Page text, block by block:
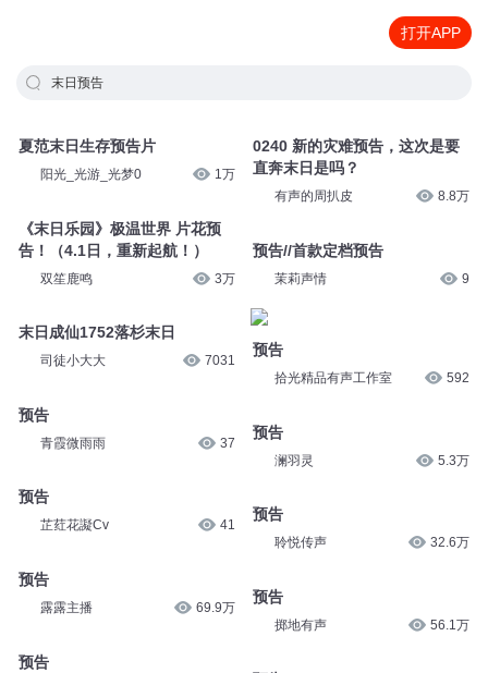
打开APP
末日预告
夏范末日生存预告片
阳光_光游_光梦0 1万
《末日乐园》极温世界 片花预
告！（4.1日，重新起航！）
双笙鹿鸣 3万
末日成仙1752落杉末日
司徒小大大 7031
预告
青霞微雨雨 37
预告
芷荭花譺Cv 41
预告
露露主播 69.9万
预告
0240 新的灾难预告，这次是要
直奔末日是吗？
有声的周扒皮 8.8万
预告//首款定档预告
茉莉声情 9
预告
拾光精品有声工作室 592
预告
澜羽灵 5.3万
预告
聆悦传声 32.6万
预告
掷地有声 56.1万